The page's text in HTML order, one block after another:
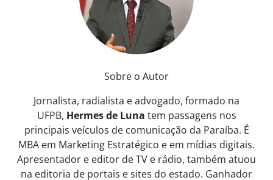
Sobre o Autor
Jornalista, radialista e advogado, formado na
UFPB, Hermes de Luna tem passagens nos
principais veículos de comunicação da Paraíba. É
MBA em Marketing Estratégico e em mídias digitais.
Apresentador e editor de TV e rádio, também atuou
na editoria de portais e sites do estado. Ganhador